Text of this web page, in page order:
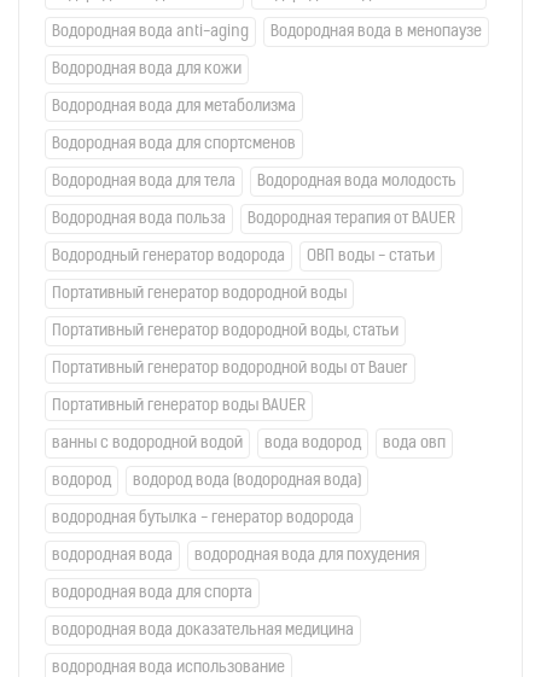
Водородная вода anti-aging Водородная вода в менопаузе
Водородная вода для кожи
Водородная вода для метаболизма
Водородная вода для спортсменов
Водородная вода для тела Водородная вода молодость
Водородная вода польза Водородная терапия от BAUER
Водородный генератор водорода ОВП воды - статьи
Портативный генератор водородной воды
Портативный генератор водородной воды, статьи
Портативный генератор водородной воды от Bauer
Портативный генератор воды BAUER
ванны с водородной водой вода водород вода овп
водород водород вода (водородная вода)
водородная бутылка - генератор водорода
водородная вода водородная вода для похудения
водородная вода для спорта
водородная вода доказательная медицина
водородная вода использование